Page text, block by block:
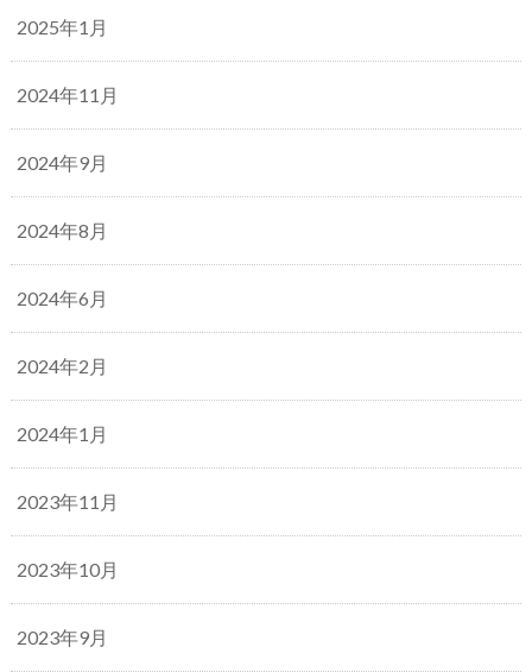
2025年1月
2024年11月
2024年9月
2024年8月
2024年6月
2024年2月
2024年1月
2023年11月
2023年10月
2023年9月